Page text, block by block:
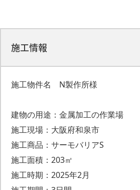
施工情報
施工物件名 N製作所様
建物の用途：金属加工の作業場
施工現場：大阪府和泉市
施工商品：サーモバリアS
施工面積：203㎡
施工時期：2025年2月